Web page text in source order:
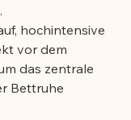
hochintensive
vor dem
das zentrale
Bettruhe